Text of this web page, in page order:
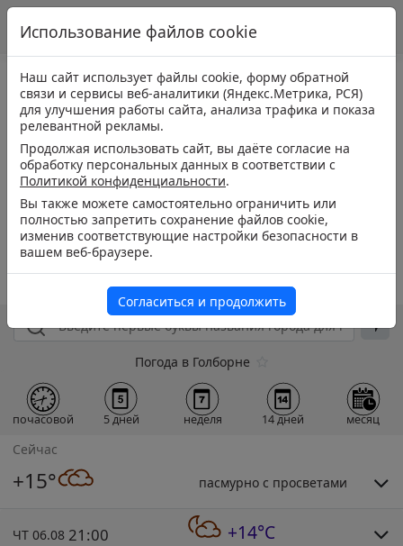
Погода в Голборне
почасовой 5 дней неделя 14 дней месяц
Сейчас
+15° пасмурно с просветами
ЧТ 06.08 21:00 +14°C
Использование файлов cookie
Наш сайт использует файлы cookie, форму обратной
связи и сервисы веб-аналитики (Яндекс.Метрика, РСЯ)
для улучшения работы сайта, анализа трафика и показа
релевантной рекламы.
Продолжая использовать сайт, вы даёте согласие на
обработку персональных данных в соответствии с
Политикой конфиденциальности.
Вы также можете самостоятельно ограничить или
полностью запретить сохранение файлов cookie,
изменив соответствующие настройки безопасности в
вашем веб-браузере.
Согласиться и продолжить